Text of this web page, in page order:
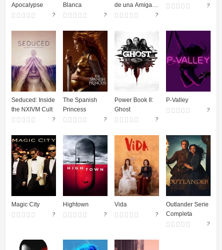
Apocalypse
?
Blanca
?
de una Amiga
(The Girlfriend
?
?
Seduced: Inside
the NXIVM Cult
?
The Spanish
Princess
?
Power Book II:
Ghost
?
P-Valley
?
Magic City
?
Hightown
?
Vida
?
Outlander Serie
Completa
?